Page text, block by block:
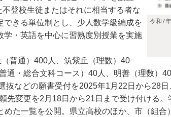
令和7
登校生徒またはそれに相当する者な
きる単位制とし、少人数学級編成を
・英語を中心に習熟度別授業を実施
普通）400人、筑紫丘（理数）40
・総合文科コース）40人、明善（理数）
などの願書受付を2025年1月22日から28
変更を2月18日から21日まで受け付ける。
た一覧を公開。県立高校のほか、市（組